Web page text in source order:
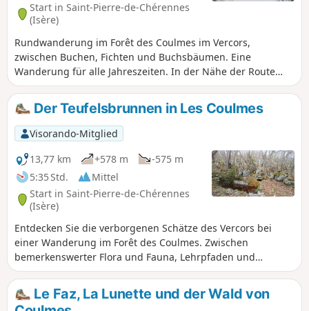
Start in Saint-Pierre-de-Chérennes
(Isère)
Rundwanderung im Forêt des Coulmes im Vercors,
zwischen Buchen, Fichten und Buchsbäumen. Eine
Wanderung für alle Jahreszeiten. In der Nähe der Route
befinden sich zahlreiche Karsthöhlen; zögern Sie nicht,
einen kleinen Umweg zu machen, um sie vorsichtig zu
bewundern.
Der Teufelsbrunnen in Les Coulmes
Visorando-Mitglied
13,77 km
+578 m
-575 m
5:35 Std.
Mittel
Start in Saint-Pierre-de-Chérennes
(Isère)
Entdecken Sie die verborgenen Schätze des Vercors bei
einer Wanderung im Forêt des Coulmes. Zwischen
bemerkenswerter Flora und Fauna, Lehrpfaden und
atemberaubenden Aussichtspunkten wird Ihnen dieser
Ausflug unvergessliche Erinnerungen daran bescheren,
was Mutter Natur uns so großzügig schenkt
Le Faz, La Lunette und der Wald von